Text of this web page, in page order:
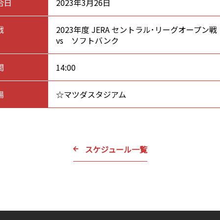
日 2023年3月26日
2023年度 JERA セントラル･リーグオープン
vs ソフトバンク
14:00
☆マツダスタジアム
スケジュール一覧